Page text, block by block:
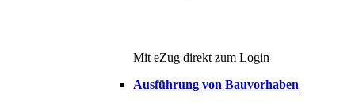
Mit eZug direkt zum Login
Ausführung von Bauvorhaben